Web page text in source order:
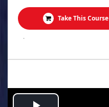
Take This Course
.